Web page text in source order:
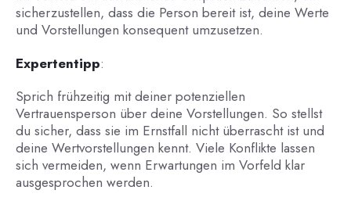
sicherzustellen, dass die Person bereit ist, deine Werte
und Vorstellungen konsequent umzusetzen.
Expertentipp:
Sprich frühzeitig mit deiner potenziellen
Vertrauensperson über deine Vorstellungen. So stellst
du sicher, dass sie im Ernstfall nicht überrascht ist und
deine Wertvorstellungen kennt. Viele Konflikte lassen
sich vermeiden, wenn Erwartungen im Vorfeld klar
ausgesprochen werden.